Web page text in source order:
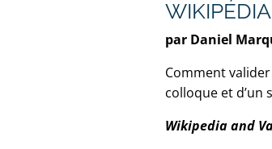
par Daniel
Comment
colloque et d’un
Wikipedia and